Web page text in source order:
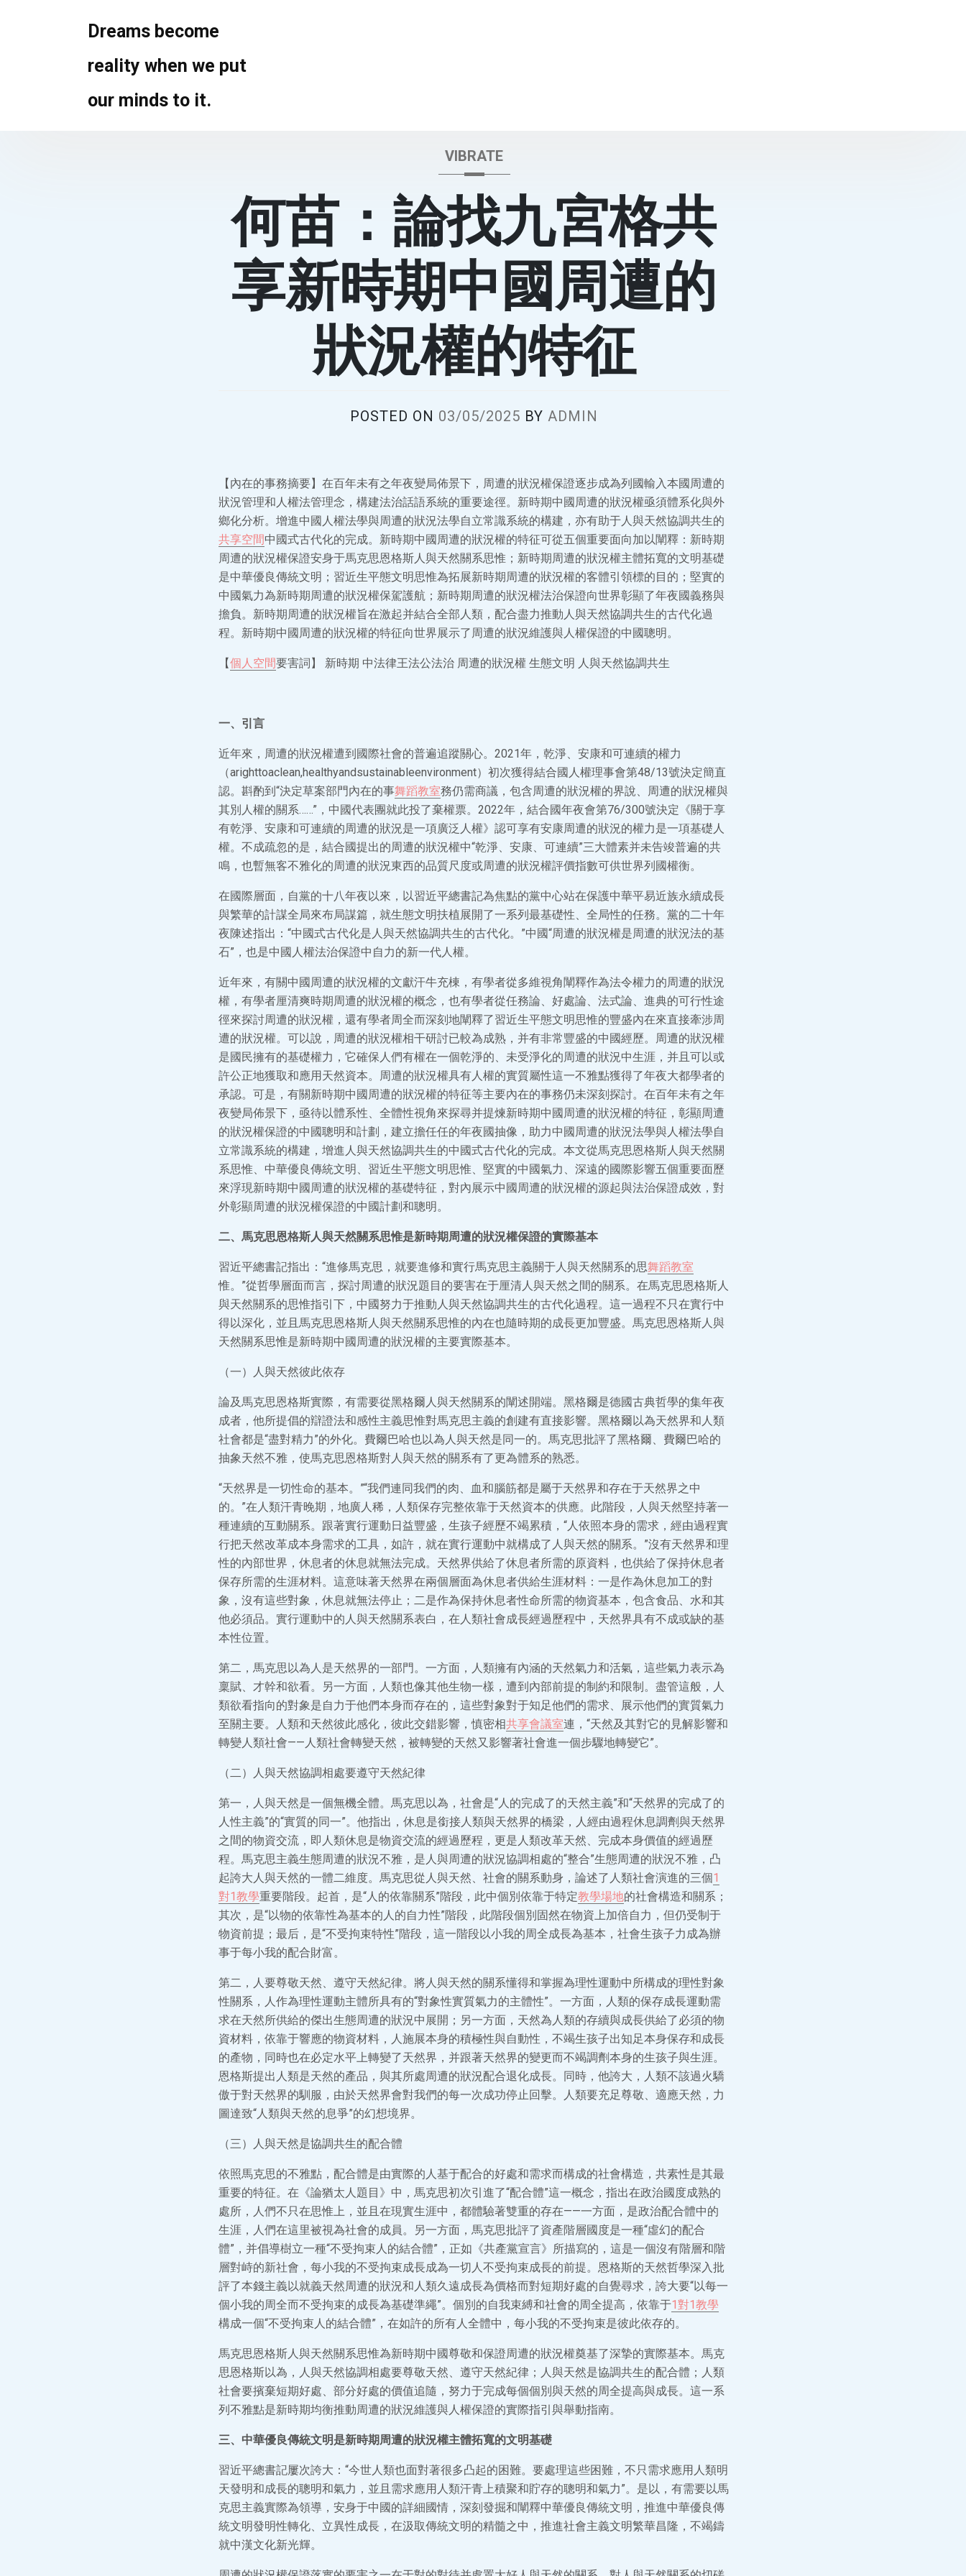
Dreams become
reality when we put
our minds to it.
VIBRATE
何苗：論找九宮格共
享新時期中國周遭的
狀況權的特征
POSTED ON 03/05/2025 BY ADMIN
【內在的事務摘要】在百年未有之年夜變局佈景下，周遭的狀況權保證逐步成為列國輸入本國周遭的
狀況管理和人權法管理念，構建法治話語系統的重要途徑。新時期中國周遭的狀況權亟須體系化與外
鄉化分析。增進中國人權法學與周遭的狀況法學自立常識系統的構建，亦有助于人與天然協調共生的
共享空間中國式古代化的完成。新時期中國周遭的狀況權的特征可從五個重要面向加以闡釋：新時期
周遭的狀況權保證安身于馬克思恩格斯人與天然關系思惟；新時期周遭的狀況權主體拓寬的文明基礎
是中華優良傳統文明；習近生平態文明思惟為拓展新時期周遭的狀況權的客體引領標的目的；堅實的
中國氣力為新時期周遭的狀況權保駕護航；新時期周遭的狀況權法治保證向世界彰顯了年夜國義務與
擔負。新時期周遭的狀況權旨在激起并結合全部人類，配合盡力推動人與天然協調共生的古代化過
程。新時期中國周遭的狀況權的特征向世界展示了周遭的狀況維護與人權保證的中國聰明。
【個人空間要害詞】 新時期 中法律王法公法治 周遭的狀況權 生態文明 人與天然協調共生
一、引言
近年來，周遭的狀況權遭到國際社會的普遍追蹤關心。2021年，乾淨、安康和可連續的權力
（arighttoaclean,healthyandsustainableenvironment）初次獲得結合國人權理事會第48/13號決定簡直
認。斟酌到“決定草案部門內在的事舞蹈教室務仍需商議，包含周遭的狀況權的界說、周遭的狀況權與
其別人權的關系……”，中國代表團就此投了棄權票。2022年，結合國年夜會第76/300號決定《關于享
有乾淨、安康和可連續的周遭的狀況是一項廣泛人權》認可享有安康周遭的狀況的權力是一項基礎人
權。不成疏忽的是，結合國提出的周遭的狀況權中“乾淨、安康、可連續”三大體素并未告竣普遍的共
鳴，也暫無客不雅化的周遭的狀況東西的品質尺度或周遭的狀況權評價指數可供世界列國權衡。
在國際層面，自黨的十八年夜以來，以習近平總書記為焦點的黨中心站在保護中華平易近族永續成長
與繁華的計謀全局來布局謀篇，就生態文明扶植展開了一系列最基礎性、全局性的任務。黨的二十年
夜陳述指出：“中國式古代化是人與天然協調共生的古代化。”中國“周遭的狀況權是周遭的狀況法的基
石”，也是中國人權法治保證中自力的新一代人權。
近年來，有關中國周遭的狀況權的文獻汗牛充棟，有學者從多維視角闡釋作為法令權力的周遭的狀況
權，有學者厘清爽時期周遭的狀況權的概念，也有學者從任務論、好處論、法式論、進典的可行性途
徑來探討周遭的狀況權，還有學者周全而深刻地闡釋了習近生平態文明思惟的豐盛內在來直接牽涉周
遭的狀況權。可以說，周遭的狀況權相干研討已較為成熟，并有非常豐盛的中國經歷。周遭的狀況權
是國民擁有的基礎權力，它確保人們有權在一個乾淨的、未受淨化的周遭的狀況中生涯，并且可以或
許公正地獲取和應用天然資本。周遭的狀況權具有人權的實質屬性這一不雅點獲得了年夜大都學者的
承認。可是，有關新時期中國周遭的狀況權的特征等主要內在的事務仍未深刻探討。在百年未有之年
夜變局佈景下，亟待以體系性、全體性視角來探尋并提煉新時期中國周遭的狀況權的特征，彰顯周遭
的狀況權保證的中國聰明和計劃，建立擔任任的年夜國抽像，助力中國周遭的狀況法學與人權法學自
立常識系統的構建，增進人與天然協調共生的中國式古代化的完成。本文從馬克思恩格斯人與天然關
系思惟、中華優良傳統文明、習近生平態文明思惟、堅實的中國氣力、深遠的國際影響五個重要面歷
來浮現新時期中國周遭的狀況權的基礎特征，對內展示中國周遭的狀況權的源起與法治保證成效，對
外彰顯周遭的狀況權保證的中國計劃和聰明。
二、馬克思恩格斯人與天然關系思惟是新時期周遭的狀況權保證的實際基本
習近平總書記指出：“進修馬克思，就要進修和實行馬克思主義關于人與天然關系的思舞蹈教室
惟。”從哲學層面而言，探討周遭的狀況題目的要害在于厘清人與天然之間的關系。在馬克思恩格斯人
與天然關系的思惟指引下，中國努力于推動人與天然協調共生的古代化過程。這一過程不只在實行中
得以深化，並且馬克思恩格斯人與天然關系思惟的內在也隨時期的成長更加豐盛。馬克思恩格斯人與
天然關系思惟是新時期中國周遭的狀況權的主要實際基本。
（一）人與天然彼此依存
論及馬克思恩格斯實際，有需要從黑格爾人與天然關系的闡述開端。黑格爾是德國古典哲學的集年夜
成者，他所提倡的辯證法和感性主義思惟對馬克思主義的創建有直接影響。黑格爾以為天然界和人類
社會都是“盡對精力”的外化。費爾巴哈也以為人與天然是同一的。馬克思批評了黑格爾、費爾巴哈的
抽象天然不雅，使馬克思恩格斯對人與天然的關系有了更為體系的熟悉。
“天然界是一切性命的基本。”“我們連同我們的肉、血和腦筋都是屬于天然界和存在于天然界之中
的。”在人類汗青晚期，地廣人稀，人類保存完整依靠于天然資本的供應。此階段，人與天然堅持著一
種連續的互動關系。跟著實行運動日益豐盛，生孩子經歷不竭累積，“人依照本身的需求，經由過程實
行把天然改革成本身需求的工具，如許，就在實行運動中就構成了人與天然的關系。”沒有天然界和理
性的內部世界，休息者的休息就無法完成。天然界供給了休息者所需的原資料，也供給了保持休息者
保存所需的生涯材料。這意味著天然界在兩個層面為休息者供給生涯材料：一是作為休息加工的對
象，沒有這些對象，休息就無法停止；二是作為保持休息者性命所需的物資基本，包含食品、水和其
他必須品。實行運動中的人與天然關系表白，在人類社會成長經過歷程中，天然界具有不成或缺的基
本性位置。
第二，馬克思以為人是天然界的一部門。一方面，人類擁有內涵的天然氣力和活氣，這些氣力表示為
稟賦、才幹和欲看。另一方面，人類也像其他生物一樣，遭到內部前提的制約和限制。盡管這般，人
類欲看指向的對象是自力于他們本身而存在的，這些對象對于知足他們的需求、展示他們的實質氣力
至關主要。人類和天然彼此感化，彼此交錯影響，慎密相共享會議室連，“天然及其對它的見解影響和
轉變人類社會——人類社會轉變天然，被轉變的天然又影響著社會進一個步驟地轉變它”。
（二）人與天然協調相處要遵守天然紀律
第一，人與天然是一個無機全體。馬克思以為，社會是“人的完成了的天然主義”和“天然界的完成了的
人性主義”的“實質的同一”。他指出，休息是銜接人類與天然界的橋梁，人經由過程休息調劑與天然界
之間的物資交流，即人類休息是物資交流的經過歷程，更是人類改革天然、完成本身價值的經過歷
程。馬克思主義生態周遭的狀況不雅，是人與周遭的狀況協調相處的“整合”生態周遭的狀況不雅，凸
起誇大人與天然的一體二維度。馬克思從人與天然、社會的關系動身，論述了人類社會演進的三個1
對1教學重要階段。起首，是“人的依靠關系”階段，此中個別依靠于特定教學場地的社會構造和關系；
其次，是“以物的依靠性為基本的人的自力性”階段，此階段個別固然在物資上加倍自力，但仍受制于
物資前提；最后，是“不受拘束特性”階段，這一階段以小我的周全成長為基本，社會生孩子力成為辦
事于每小我的配合財富。
第二，人要尊敬天然、遵守天然紀律。將人與天然的關系懂得和掌握為理性運動中所構成的理性對象
性關系，人作為理性運動主體所具有的“對象性實質氣力的主體性”。一方面，人類的保存成長運動需
求在天然所供給的傑出生態周遭的狀況中展開；另一方面，天然為人類的存續與成長供給了必須的物
資材料，依靠于響應的物資材料，人施展本身的積極性與自動性，不竭生孩子出知足本身保存和成長
的產物，同時也在必定水平上轉變了天然界，并跟著天然界的變更而不竭調劑本身的生孩子與生涯。
恩格斯提出人類是天然的產品，與其所處周遭的狀況配合退化成長。同時，他誇大，人類不該過火驕
傲于對天然界的馴服，由於天然界會對我們的每一次成功停止回擊。人類要充足尊敬、適應天然，力
圖達致“人類與天然的息爭”的幻想境界。
（三）人與天然是協調共生的配合體
依照馬克思的不雅點，配合體是由實際的人基于配合的好處和需求而構成的社會構造，共素性是其最
重要的特征。在《論猶太人題目》中，馬克思初次引進了“配合體”這一概念，指出在政治國度成熟的
處所，人們不只在思惟上，並且在現實生涯中，都體驗著雙重的存在——一方面，是政治配合體中的
生涯，人們在這里被視為社會的成員。另一方面，馬克思批評了資產階層國度是一種“虛幻的配合
體”，并倡導樹立一種“不受拘束人的結合體”，正如《共產黨宣言》所描寫的，這是一個沒有階層和階
層對峙的新社會，每小我的不受拘束成長成為一切人不受拘束成長的前提。恩格斯的天然哲學深入批
評了本錢主義以就義天然周遭的狀況和人類久遠成長為價格而對短期好處的自覺尋求，誇大要“以每一
個小我的周全而不受拘束的成長為基礎準繩”。個別的自我束縛和社會的周全提高，依靠于1對1教學
構成一個“不受拘束人的結合體”，在如許的所有人全體中，每小我的不受拘束是彼此依存的。
馬克思恩格斯人與天然關系思惟為新時期中國尊敬和保證周遭的狀況權奠基了深摯的實際基本。馬克
思恩格斯以為，人與天然協調相處要尊敬天然、遵守天然紀律；人與天然是協調共生的配合體；人類
社會要擯棄短期好處、部分好處的價值追隨，努力于完成每個個別與天然的周全提高與成長。這一系
列不雅點是新時期均衡推動周遭的狀況維護與人權保證的實際指引與舉動指南。
三、中華優良傳統文明是新時期周遭的狀況權主體拓寬的文明基礎
習近平總書記屢次誇大：“今世人類也面對著很多凸起的困難。要處理這些困難，不只需求應用人類明
天發明和成長的聰明和氣力，並且需求應用人類汗青上積聚和貯存的聰明和氣力”。是以，有需要以馬
克思主義實際為領導，安身于中國的詳細國情，深刻發掘和闡釋中華優良傳統文明，推進中華優良傳
統文明發明性轉化、立異性成長，在汲取傳統文明的精髓之中，推進社會主義文明繁華昌隆，不竭鑄
就中漢文化新光輝。